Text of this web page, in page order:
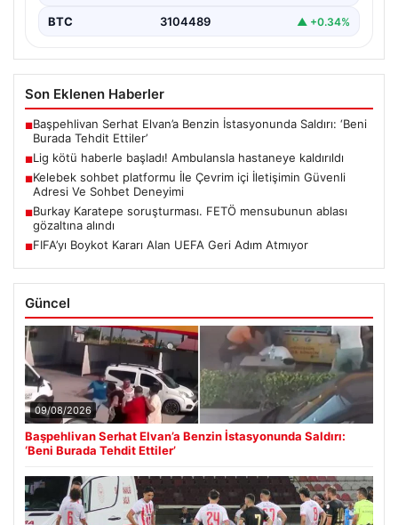
BTC 3104489 ▲ +0.34%
Son Eklenen Haberler
■Başpehlivan Serhat Elvan’a Benzin İstasyonunda Saldırı: ‘Beni
Burada Tehdit Ettiler’
■Lig kötü haberle başladı! Ambulansla hastaneye kaldırıldı
■Kelebek sohbet platformu İle Çevrim içi İletişimin Güvenli
Adresi Ve Sohbet Deneyimi
■Burkay Karatepe soruşturması. FETÖ mensubunun ablası
gözaltına alındı
■FIFA’yı Boykot Kararı Alan UEFA Geri Adım Atmıyor
Güncel
09/08/2026
Başpehlivan Serhat Elvan’a Benzin İstasyonunda Saldırı:
‘Beni Burada Tehdit Ettiler’